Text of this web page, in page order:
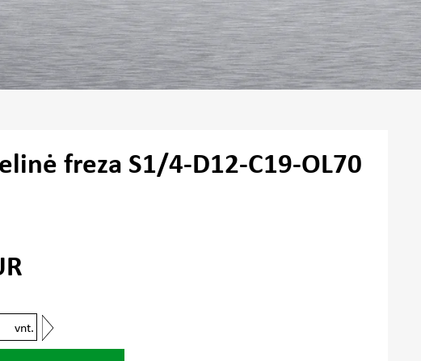
freza S1/4-D12-C19-OL70
vnt.